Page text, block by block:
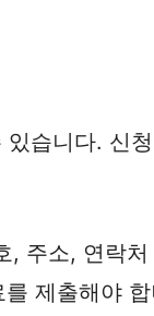
습니다. 신
주소, 연락
제출해야